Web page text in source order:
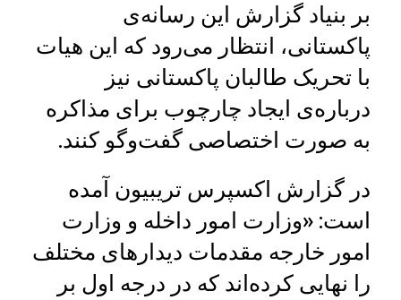
بر بنیاد گزارش این رسانه‌ی
پاکستانی، انتظار می‌رود که این هیات
با تحریک طالبان پاکستانی نیز
درباره‌ی ایجاد چارچوب برای مذاکره
به صورت اختصاصی گفت‌وگو کنند.
در گزارش اکسپرس تریبیون آمده
است: «وزارت امور داخله و وزارت
امور خارجه مقدمات دیدارهای مختلف
را نهایی کرده‌اند که در درجه اول بر